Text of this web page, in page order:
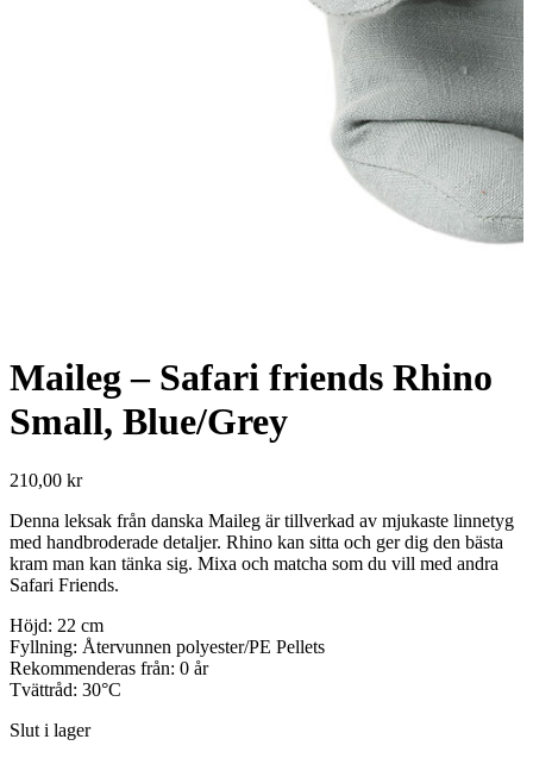
Maileg – Safari friends Rhino
Small, Blue/Grey
210,00 kr
Denna leksak från danska Maileg är tillverkad av mjukaste linnetyg
med handbroderade detaljer. Rhino kan sitta och ger dig den bästa
kram man kan tänka sig. Mixa och matcha som du vill med andra
Safari Friends.
Höjd: 22 cm
Fyllning: Återvunnen polyester/PE Pellets
Rekommenderas från: 0 år
Tvättråd: 30°C
Slut i lager